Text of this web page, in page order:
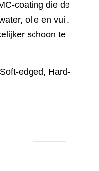
coating die de
olie en vuil.
schoon te
edged, Hard-